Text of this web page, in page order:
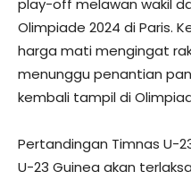
play-off melawan wakil
Olimpiade 2024 di Paris.
harga mati mengingat
menunggu penantian
kembali tampil di
Pertandingan Timnas U-
U-23 Guinea akan